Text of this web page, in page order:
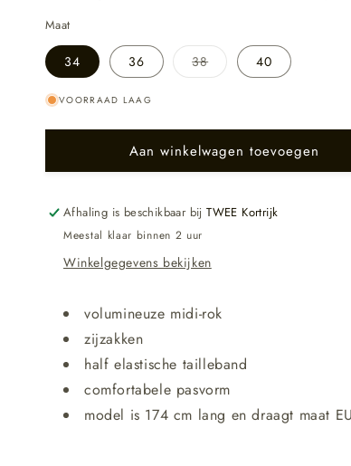
Maat
34 36 38Variant
uitverkocht
40
VOORRAAD LAAG
Aan winkelwagen toevoegen
Afhaling is beschikbaar bijTWEE Kortrijk
Meestal klaar binnen 2 uur
Winkelgegevens bekijken
volumineuze midi-rok
zijzakken
half elastische tailleband
comfortabele pasvorm
model is 174 cm lang en draagt maat